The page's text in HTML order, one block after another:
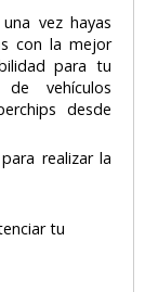
vez hayas
con la mejor
para tu
vehículos
desde
realizar la
tu